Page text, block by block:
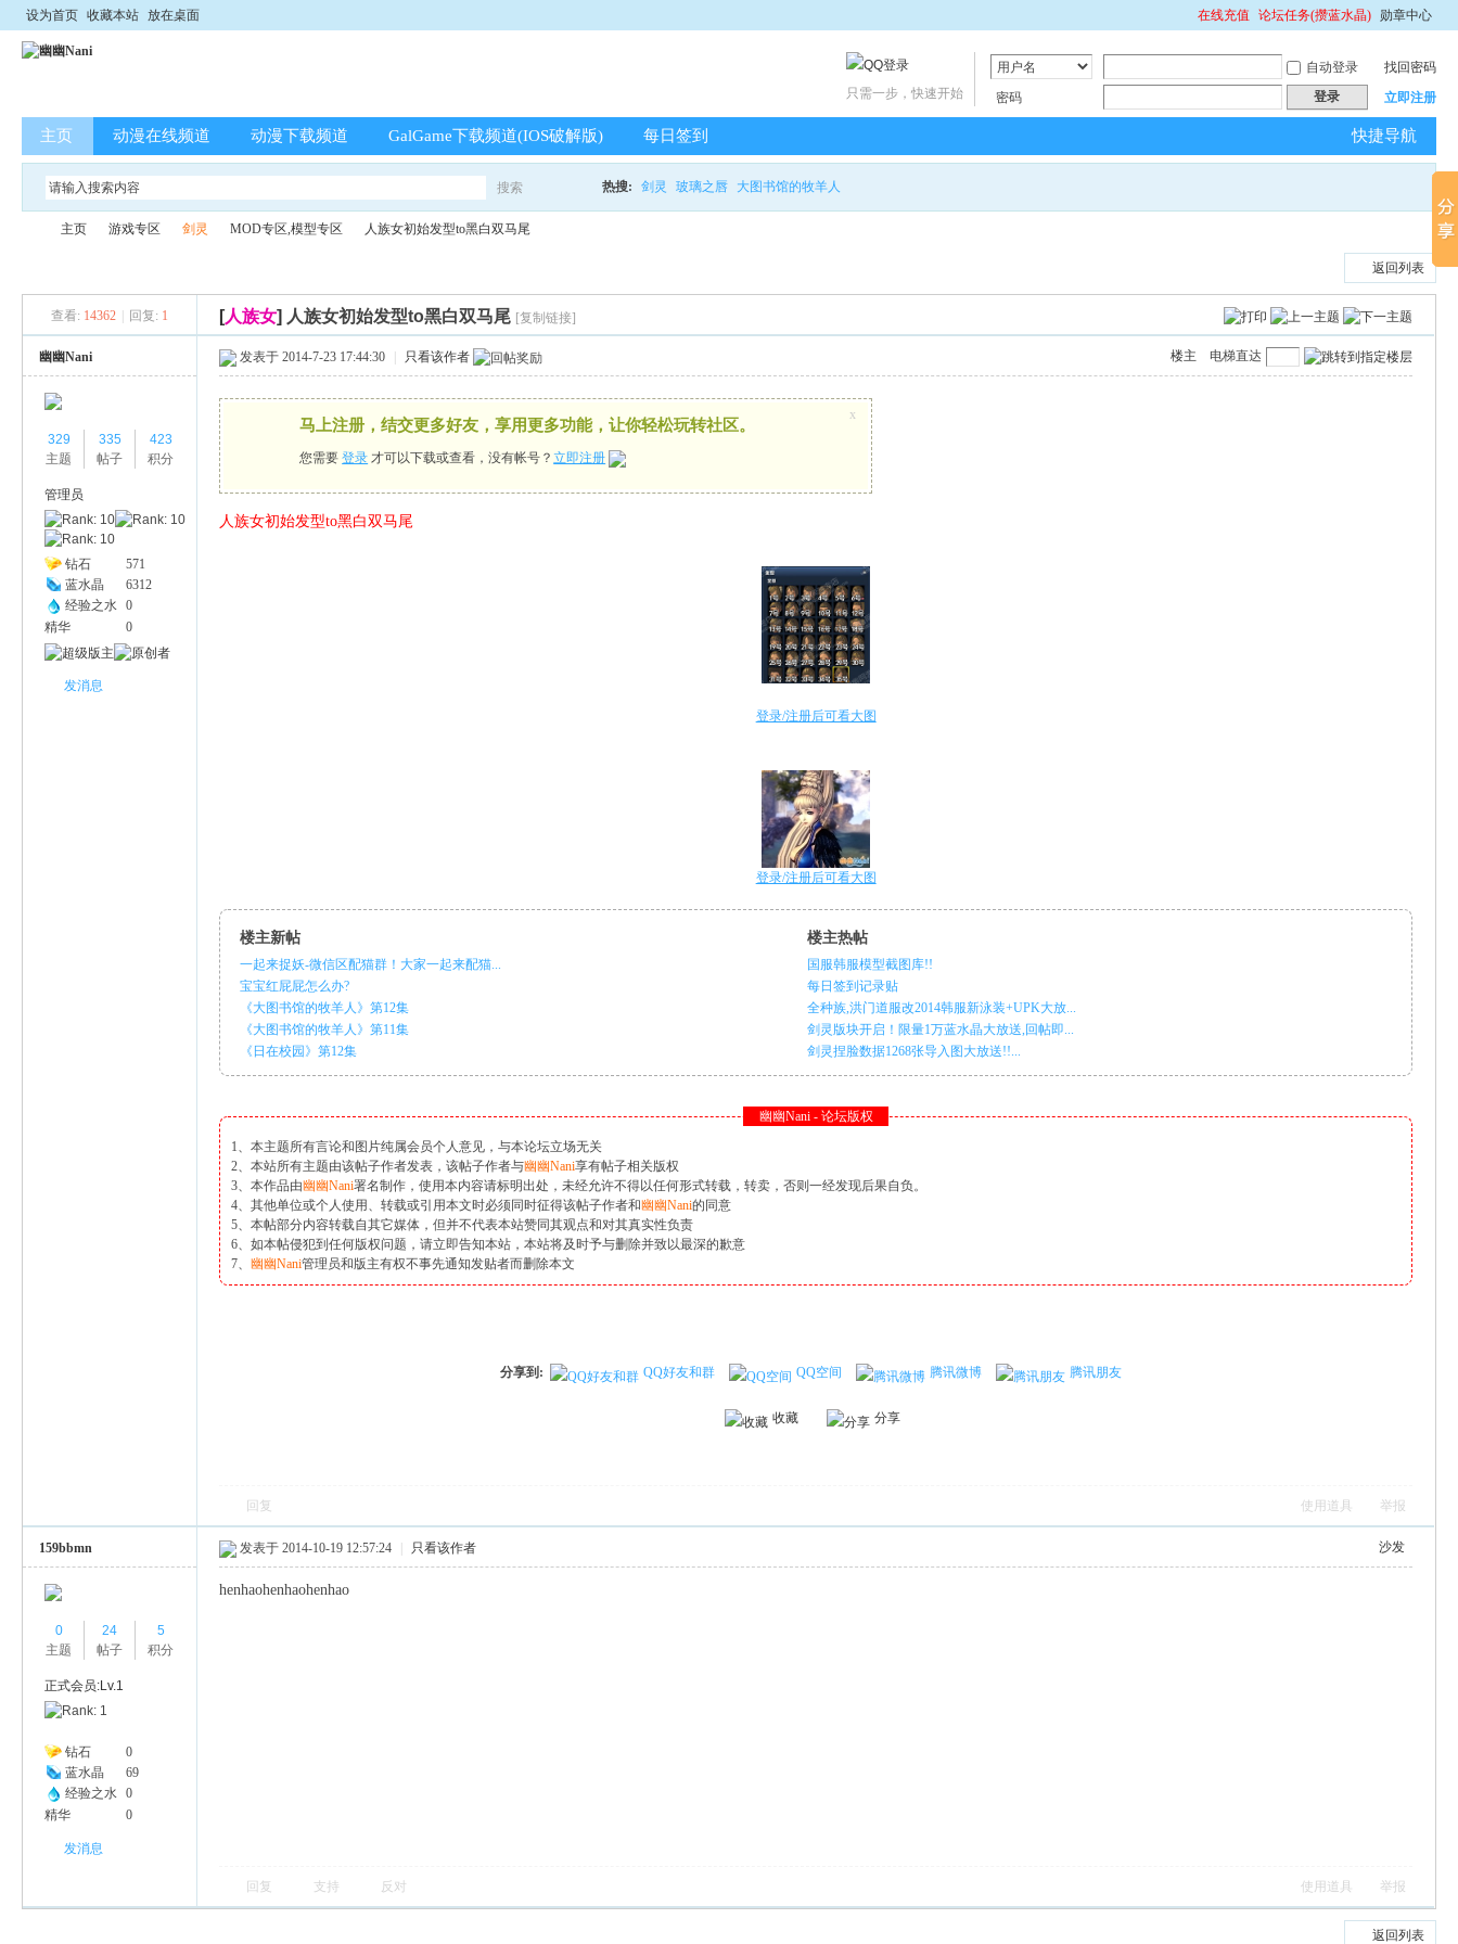
设为首页 收藏本站 放在桌面 在线充值 论坛任务(攒蓝水晶) 勋章中心
自动登录
找回密码
密码
登录 立即注册
只需一步，快速开始
快捷导航
主页 动漫在线频道 动漫下载频道 GalGame下载频道(IOS破解版) 每日签到
搜索
索
热搜: 剑灵 玻璃之唇 大图书馆的牧羊人
主页
›
游戏专区
›
剑灵 MOD专区,模型专区
›
人族女初始发型to黑白双马尾
返回列表
查看: 14362 回复: 1 [人族女] 人族女初始发型to黑白双马尾 [复制链接]
幽幽Nani
329
主题
335
帖子
423
积分
管理员
钻石
571
蓝水晶
6312
经验之水 0
精华
0
发消息
电梯直达
楼主
发表于 2014-7-23 17:44:30 只看该作者
马上注册，结交更多好友，享用更多功能，让你轻松玩转社区。
您需要登录 才可以下载或查看，没有帐号？立即注册
x
人族女初始发型to黑白双马尾
登录/注册后可看大图
登录/注册后可看大图
楼主新帖
一起来捉妖-微信区配猫群！大家一起来配猫...
宝宝红屁屁怎么办?
《大图书馆的牧羊人》第12集
《大图书馆的牧羊人》第11集
《日在校园》第12集
楼主热帖
国服韩服模型截图库!!
每日签到记录贴
全种族,洪门道服改2014韩服新泳装+UPK大放...
剑灵版块开启！限量1万蓝水晶大放送,回帖即...
剑灵捏脸数据1268张导入图大放送!!...
幽幽Nani - 论坛版权
1、本主题所有言论和图片纯属会员个人意见，与本论坛立场无关
2、本站所有主题由该帖子作者发表，该帖子作者与幽幽Nani享有帖子相关版权
3、本作品由幽幽Nani署名制作，使用本内容请标明出处，未经允许不得以任何形式转载，转卖，否则一经发现后果自负。
4、其他单位或个人使用、转载或引用本文时必须同时征得该帖子作者和幽幽Nani的同意
5、本帖部分内容转载自其它媒体，但并不代表本站赞同其观点和对其真实性负责
6、如本帖侵犯到任何版权问题，请立即告知本站，本站将及时予与删除并致以最深的歉意
7、 幽幽Nani管理员和版主有权不事先通知发贴者而删除本文
分享到: QQ好友和群 QQ空间 腾讯微博 腾讯朋友
收藏 分享
回复 使用道具 举报
159bbmn
0
主题
24
帖子
5
积分
正式会员:Lv.1
钻石
0
蓝水晶
69
经验之水 0
精华
0
发消息
沙发
发表于 2014-10-19 12:57:24 只看该作者
henhaohenhaohenhao
回复 支持 反对 使用道具 举报
返回列表